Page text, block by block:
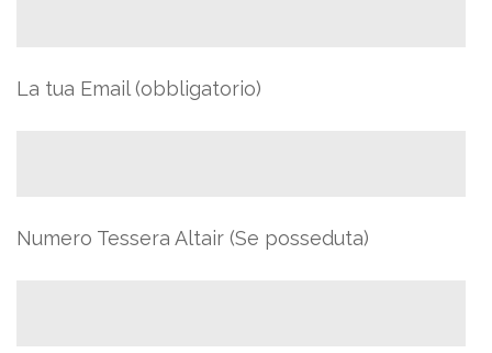
La tua Email (obbligatorio)
Numero Tessera Altair (Se posseduta)